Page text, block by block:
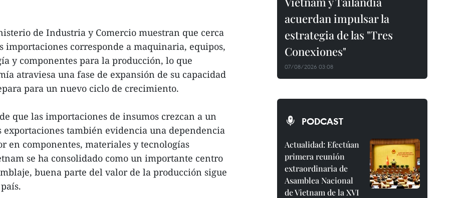
de Industria y Comercio muestran que cerca
importaciones corresponde a maquinaria, equipos,
y componentes para la producción, lo que
atraviesa una fase de expansión de su capacidad
para un nuevo ciclo de crecimiento.
que las importaciones de insumos crezcan a un
también evidencia una dependencia
en componentes, materiales y tecnologías
se ha consolidado como un importante centro
buena parte del valor de la producción sigue
acuerdan impulsar la
estrategia de las "Tres
Conexiones"
07/08/2026 03:08
PODCAST
Actualidad: Efectúan
primera reunión
extraordinaria de
Asamblea Nacional
de Vietnam de la XVI